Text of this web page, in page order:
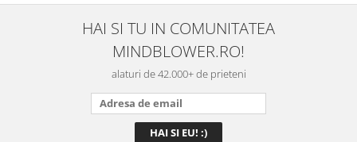
este sigură, fără scurgeri. O
folosesc aproape zilnic la
serviciu și sunt foarte
mulțumită.
HAI SI TU IN COMUNITATEA
MINDBLOWER.RO!
alaturi de 42.000+ de prieteni